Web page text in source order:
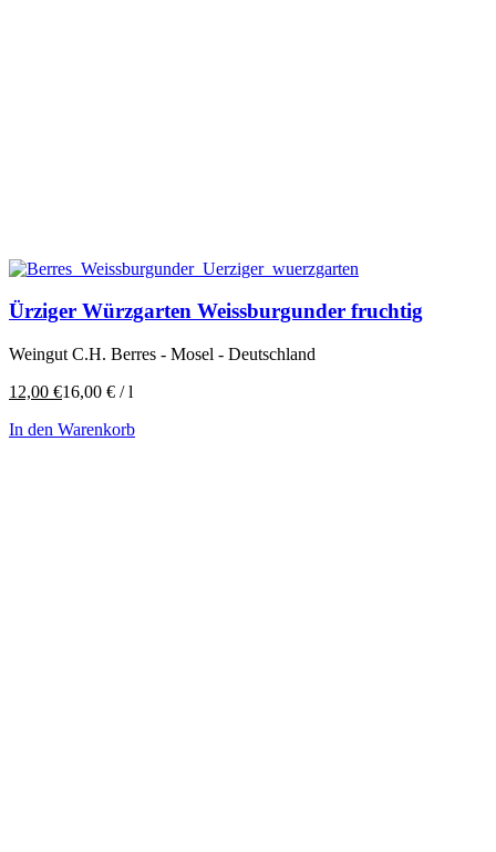
Ürziger Würzgarten Weissburgunder fruchtig
Weingut C.H. Berres - Mosel - Deutschland
12,00 €16,00 € /l
In den Warenkorb